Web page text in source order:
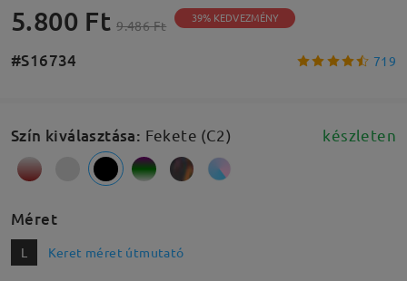
5.800 Ft 9.486 Ft 39% KEDVEZMÉNY
#S16734 719
Szín kiválasztása: Fekete (C2) készleten
Méret
L Keret méret útmutató